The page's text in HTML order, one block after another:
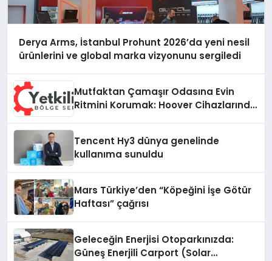
Derya Arms, İstanbul Prohunt 2026’da yeni nesil
ürünlerini ve global marka vizyonunu sergiledi
Mutfaktan Çamaşır Odasına Evin
Ritmini Korumak: Hoover Cihazlarında
Tencent Hy3 dünya genelinde
kullanıma sunuldu
Mars Türkiye’den “Köpeğini İşe Götür
Haftası” çağrısı
Geleceğin Enerjisi Otoparkınızda:
Güneş Enerjili Carport (Solar